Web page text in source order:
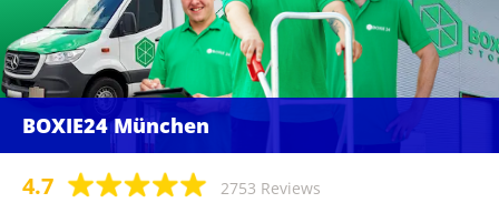
BOXIE24 München
4.7 2753 Reviews